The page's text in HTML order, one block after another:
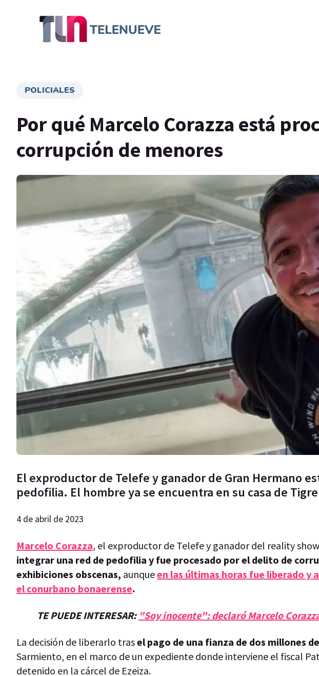
POLICIALES
Por qué Marcelo Corazza está
corrupción de menores
El exproductor de Telefe y ganador de Gran Hermano
pedofilia. El hombre ya se encuentra en su casa de
4 de abril de 2023
Marcelo Corazza, el exproductor de Telefe y ganador del reality
integrar una red de pedofilia y fue procesado por el delito de
exhibiciones obscenas, aunqueen las últimas horas fue liberado y
el conurbano bonaerense.
TE PUEDE INTERESAR: "Soy inocente": declaró Marcelo
La decisión de liberarlo trasel pago de una fianza de dos millones
Sarmiento, en el marco de un expediente donde interviene el fiscal
detenido en la cárcel de Ezeiza.